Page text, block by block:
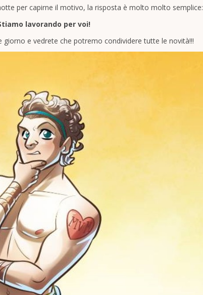
per capirne il motivo, la risposta è molto molto semplice:
lavorando per voi!
giorno e vedrete che potremo condividere tutte le novità!!!